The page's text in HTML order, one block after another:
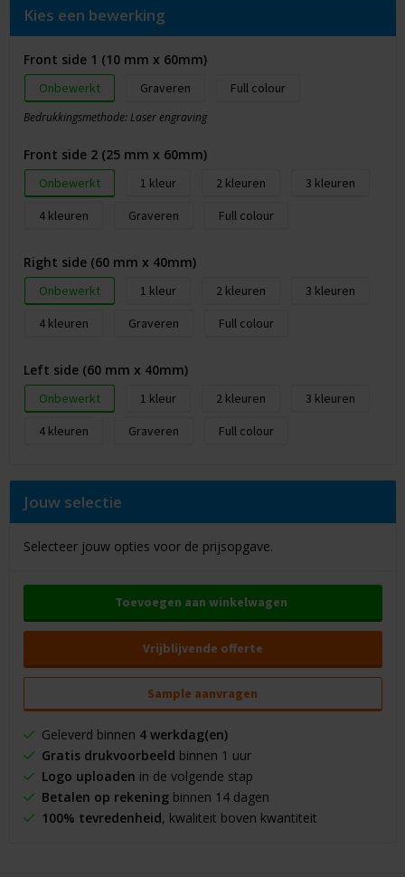
Kies een bewerking
Front side 1 (10 mm x 60mm)
Onbewerkt Graveren Full colour
Bedrukkingsmethode: Laser engraving
Front side 2 (25 mm x 60mm)
Onbewerkt 1 2
3
4
Graveren Full colour
Right side (60 mm x 40mm)
Onbewerkt 1 2
3
4
Graveren Full colour
Left side (60 mm x 40mm)
Onbewerkt 1 2
3
4
Graveren Full colour
Jouw selectie
Selecteer jouw opties voor de prijsopgave.
Toevoegen aan winkelwagen
Vrijblijvende offerte
Sample aanvragen
Geleverd binnen 4 werkdag(en)
Gratis drukvoorbeeld binnen 1 uur
Logo uploaden in de volgende stap
Betalen op rekeningbinnen 14 dagen
100% tevredenheid, kwaliteit boven kwantiteit